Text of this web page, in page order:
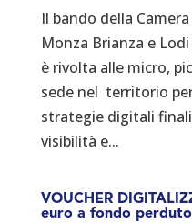
Il bando della
Monza Brianza e
è rivolta alle micro,
sede nel territorio
strategie digitali
visibilità e...
VOUCHER
euro a fondo perduto